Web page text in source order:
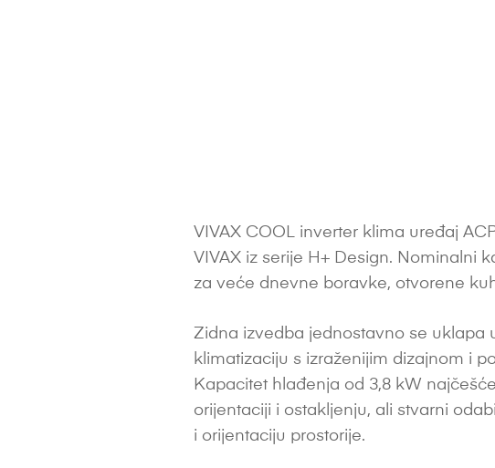
VIVAX COOL inverter klima uređaj
VIVAX iz serije H+ Design. Nominalni
za veće dnevne boravke, otvorene
Zidna izvedba jednostavno se uklapa
klimatizaciju s izraženijim dizajnom i
Kapacitet hlađenja od 3,8 kW
orijentaciji i ostakljenju, ali stvarni
i orijentaciju prostorije.